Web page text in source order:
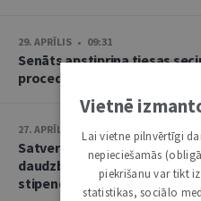
29. APRĪLIS • 09:31
Senāts apstiprina tiesas
procedūras pārtraukšana
27. APRĪLIS • 14:43
Satversmei atbilst norma,
daudzbērnu ģimenes
stipendiju studijām Latvijā
Vietnē
Lai vietne pilnvērtīgi
nepieciešamās
piekrišanu var tikt
statistikas, sociālo